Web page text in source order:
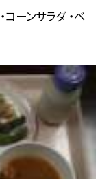
コーンサラダ ・ベ